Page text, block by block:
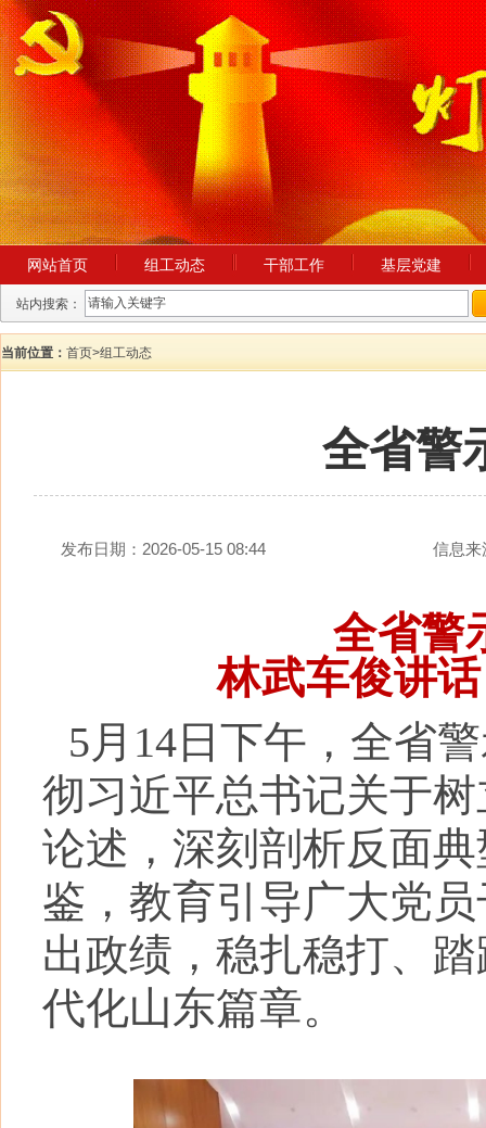
网站首页 组工动态 干部工作 基层党建
站内搜索：
当前位置： 首页>组工动态
全省警
发布日期：2026-05-15 08:44 信息来
全省警
林武车俊讲
5月14日下午，全省
彻习近平总书记关于
论述，深刻剖析反面
鉴，教育引导广大党
出政绩，稳扎稳打、
代化山东篇章。